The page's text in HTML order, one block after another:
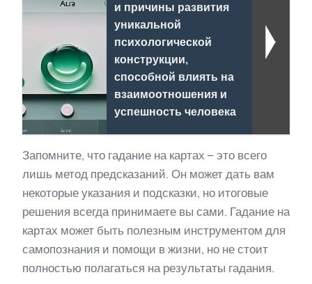
и причины развития
уникальной
психологической
конструкции,
способной влиять на
взаимоотношения и
успешность человека
Запомните, что гадание на картах – это всего
лишь метод предсказаний. Он может дать вам
некоторые указания и подсказки, но итоговые
решения всегда принимаете вы сами. Гадание на
картах может быть полезным инструментом для
самопознания и помощи в жизни, но не стоит
полностью полагаться на результаты гадания.